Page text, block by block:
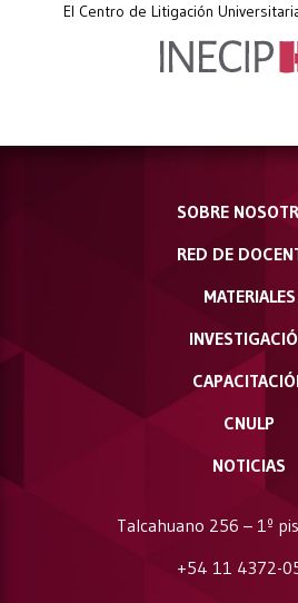
El Centro de Litigación
SOBRE
RED DE
MATERIALES
CNULP
NOTICIAS
Talcahuano 256 – 1º
+54 11 4372-